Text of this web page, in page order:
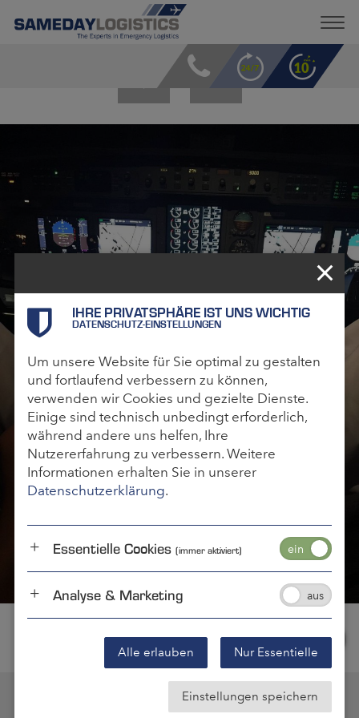
LIVE DABEI
Datenschutz OBC Ziele
IHRE PRIVATSPHÄRE IST UNS WICHTIG
DATENSCHUTZ-EINSTELLUNGEN
Um unsere Website für Sie optimal zu gestalten
und fortlaufend verbessern zu können,
verwenden wir Cookies und gezielte Dienste.
Einige sind technisch unbedingt erforderlich,
während andere uns helfen, Ihre
Nutzererfahrung zu verbessern. Weitere
Informationen erhalten Sie in unserer
Datenschutzerklärung.
Alle erlauben Nur Essentielle
Einstellungen speichern
Essentielle Cookies (immer aktiviert)
Analyse & Marketing